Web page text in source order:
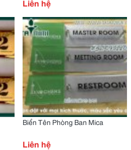
Liên hệ
Biển Tên Phòng Ban Mica
Liên hệ